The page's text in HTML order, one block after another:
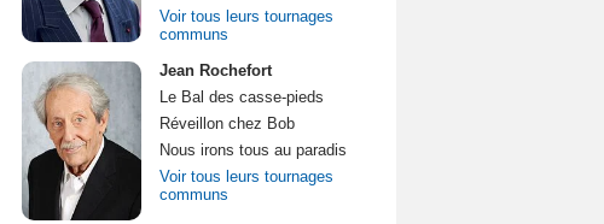
Voir tous leurs tournages
communs
Jean Rochefort
Le Bal des casse-pieds
Réveillon chez Bob
Nous irons tous au paradis
Voir tous leurs tournages
communs